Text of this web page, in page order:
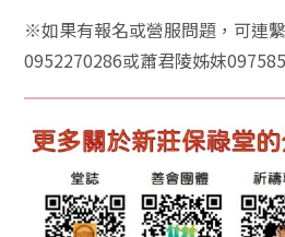
※如果有報名或營服問題，可連
0952270286或蕭君陵姊妺